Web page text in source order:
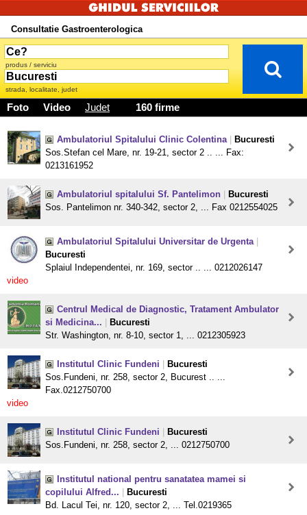
Consultatie Gastroenterologica
produs / serviciu
strada, localitate, judet
Foto Video Judet 160 firme
Ambulatoriul Spitalului Clinic Colentina
Bucuresti
Sos.Stefan cel Mare, nr. 19-21, sector 2 .. ... Fax:
0213161952
Ambulatoriul spitalului Sf. Pantelimon
Bucuresti
Sos. Pantelimon nr. 340-342, sector 2, ... Fax 0212554025
Ambulatoriul Spitalului Universitar de Urgenta
Bucuresti
Splaiul Independentei, nr. 169, sector .. ... 0212026147
video
Centrul Medical de Diagnostic, Tratament Ambulator
si Medicina...
Bucuresti
Str. Washington, nr. 8-10, sector 1, ... 0212305923
Institutul Clinic Fundeni
Bucuresti
Sos.Fundeni, nr. 258, sector 2, Bucurest .. ...
Fax.0212750700
video
Institutul Clinic Fundeni
Bucuresti
Sos.Fundeni, nr. 258, sector 2, ... 0212750700
Institutul national pentru sanatatea mamei si
copilului Alfred...
Bucuresti
Bd. Lacul Tei, nr. 120, sector 2, ... Tel.0219365